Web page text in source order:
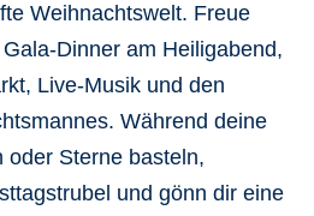
Weihnachtswelt. Freue
Dinner am Heiligabend,
, Live-Musik und den
Während deine
oder Sterne basteln,
und gönn dir eine